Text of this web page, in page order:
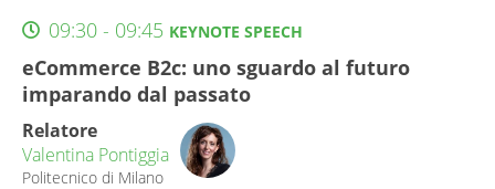
09:30 - 09:45 KEYNOTE SPEECH
eCommerce B2c: uno sguardo al futuro
imparando dal passato
Relatore
Valentina Pontiggia
Politecnico di Milano